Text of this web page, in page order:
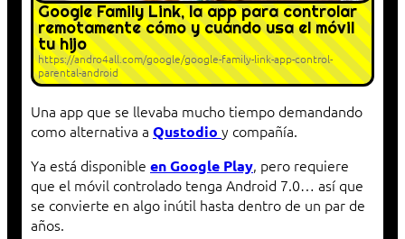
Google Family Link, la app para controlar
remotamente cómo y cuándo usa el móvil
tu hijo
https://andro4all.com/google/google-family-link-app-control-
parental-android
Una app que se llevaba mucho tiempo demandando
como alternativa a Qustodio y compañía.
Ya está disponible en Google Play, pero requiere
que el móvil controlado tenga Android 7.0… así que
se convierte en algo inútil hasta dentro de un par de
años.